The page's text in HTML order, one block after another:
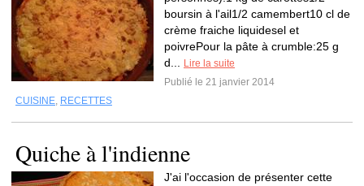
boursin à l'ail1/2 camembert10 cl de
crème fraiche liquidesel et
poivrePour la pâte à crumble:25 g
d...
Lire la suite
Publié le 21 janvier 2014
CUISINE, RECETTES
Quiche à l'indienne
J'ai l'occasion de présenter cette